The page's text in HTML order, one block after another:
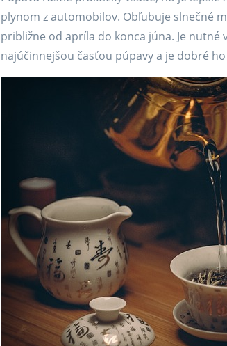
plynom z automobilov. Obľubuje slnečné
približne od apríla do konca júna. Je nutné
najúčinnejšou časťou púpavy a je dobré